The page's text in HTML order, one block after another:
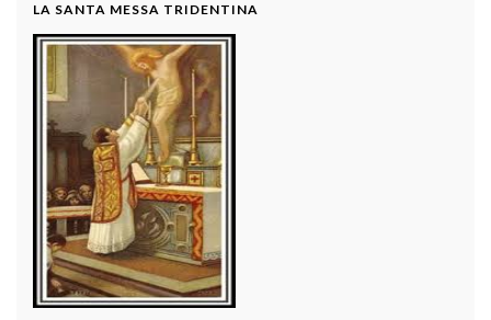
LA SANTA MESSA TRIDENTINA